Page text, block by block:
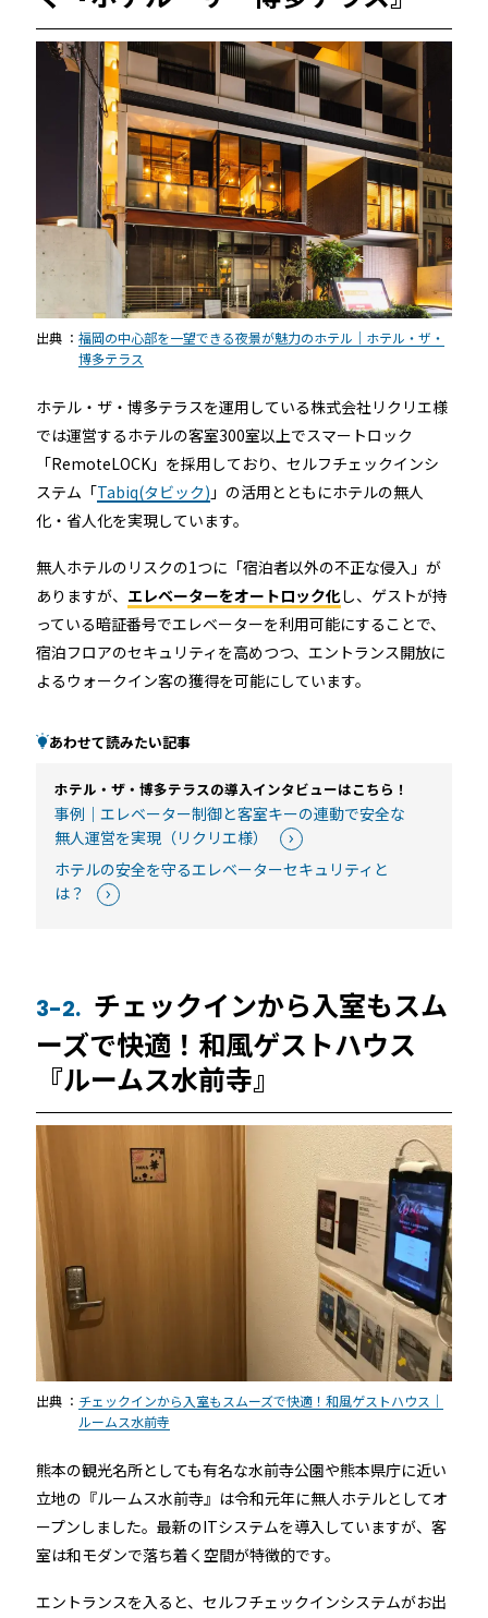
出典 ： 福岡の中心部を一望できる夜景が魅力のホテル｜ホテル・ザ・
博多テラス
ホテル・ザ・博多テラスを運用している株式会社リクリエ様
では運営するホテルの客室300室以上でスマートロック
「RemoteLOCK」を採用しており、セルフチェックインシ
ステム「Tabiq(タビック) 」の活用とともにホテルの無人
化・省人化を実現しています。
無人ホテルのリスクの1つに「宿泊者以外の不正な侵入」が
ありますが、 エレベーターをオートロック化し、ゲストが持
っている暗証番号でエレベーターを利用可能にすることで、
宿泊フロアのセキュリティを高めつつ、エントランス開放に
よるウォークイン客の獲得を可能にしています。
あわせて読みたい記事
ホテル・ザ・博多テラスの導入インタビューはこちら！
事例｜エレベーター制御と客室キーの連動で安全な
無人運営を実現（リクリエ様）
ホテルの安全を守るエレベーターセキュリティと
は？
3-2. チェックインから入室もスム
ーズで快適！和風ゲストハウス
『ルームス水前寺』
出典 ： チェックインから入室もスムーズで快適！和風ゲストハウス｜
ルームス水前寺
熊本の観光名所としても有名な水前寺公園や熊本県庁に近い
立地の『ルームス水前寺』は令和元年に無人ホテルとしてオ
ープンしました。最新のITシステムを導入していますが、客
室は和モダンで落ち着く空間が特徴的です。
エントランスを入ると、セルフチェックインシステムがお出